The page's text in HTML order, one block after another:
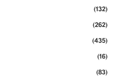
(132)
(262)
(435)
(16)
(83)